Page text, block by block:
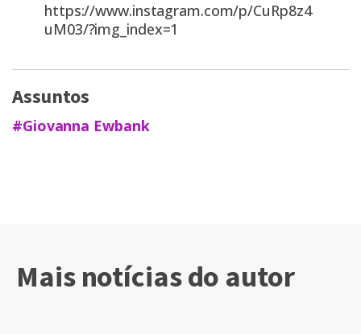
https://www.instagram.com/p/CuRp8z4
uM03/?img_index=1
Assuntos
#Giovanna Ewbank
Mais notícias do autor